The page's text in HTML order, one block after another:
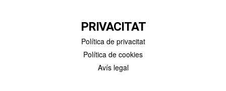
PRIVACITAT
Política de privacitat
Política de cookies
Avís legal